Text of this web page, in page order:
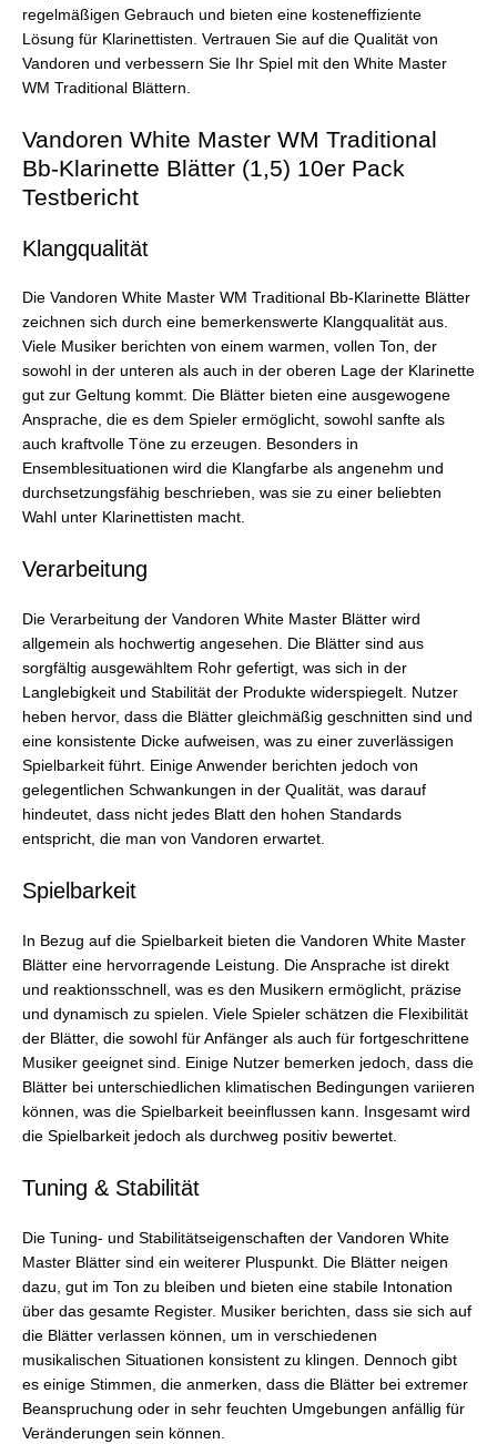
regelmäßigen Gebrauch und bieten eine kosteneffiziente
Lösung für Klarinettisten. Vertrauen Sie auf die Qualität von
Vandoren und verbessern Sie Ihr Spiel mit den White Master
WM Traditional Blättern.
Vandoren White Master WM Traditional
Bb-Klarinette Blätter (1,5) 10er Pack
Testbericht
Klangqualität
Die Vandoren White Master WM Traditional Bb-Klarinette Blätter
zeichnen sich durch eine bemerkenswerte Klangqualität aus.
Viele Musiker berichten von einem warmen, vollen Ton, der
sowohl in der unteren als auch in der oberen Lage der Klarinette
gut zur Geltung kommt. Die Blätter bieten eine ausgewogene
Ansprache, die es dem Spieler ermöglicht, sowohl sanfte als
auch kraftvolle Töne zu erzeugen. Besonders in
Ensemblesituationen wird die Klangfarbe als angenehm und
durchsetzungsfähig beschrieben, was sie zu einer beliebten
Wahl unter Klarinettisten macht.
Verarbeitung
Die Verarbeitung der Vandoren White Master Blätter wird
allgemein als hochwertig angesehen. Die Blätter sind aus
sorgfältig ausgewähltem Rohr gefertigt, was sich in der
Langlebigkeit und Stabilität der Produkte widerspiegelt. Nutzer
heben hervor, dass die Blätter gleichmäßig geschnitten sind und
eine konsistente Dicke aufweisen, was zu einer zuverlässigen
Spielbarkeit führt. Einige Anwender berichten jedoch von
gelegentlichen Schwankungen in der Qualität, was darauf
hindeutet, dass nicht jedes Blatt den hohen Standards
entspricht, die man von Vandoren erwartet.
Spielbarkeit
In Bezug auf die Spielbarkeit bieten die Vandoren White Master
Blätter eine hervorragende Leistung. Die Ansprache ist direkt
und reaktionsschnell, was es den Musikern ermöglicht, präzise
und dynamisch zu spielen. Viele Spieler schätzen die Flexibilität
der Blätter, die sowohl für Anfänger als auch für fortgeschrittene
Musiker geeignet sind. Einige Nutzer bemerken jedoch, dass die
Blätter bei unterschiedlichen klimatischen Bedingungen variieren
können, was die Spielbarkeit beeinflussen kann. Insgesamt wird
die Spielbarkeit jedoch als durchweg positiv bewertet.
Tuning & Stabilität
Die Tuning- und Stabilitätseigenschaften der Vandoren White
Master Blätter sind ein weiterer Pluspunkt. Die Blätter neigen
dazu, gut im Ton zu bleiben und bieten eine stabile Intonation
über das gesamte Register. Musiker berichten, dass sie sich auf
die Blätter verlassen können, um in verschiedenen
musikalischen Situationen konsistent zu klingen. Dennoch gibt
es einige Stimmen, die anmerken, dass die Blätter bei extremer
Beanspruchung oder in sehr feuchten Umgebungen anfällig für
Veränderungen sein können.